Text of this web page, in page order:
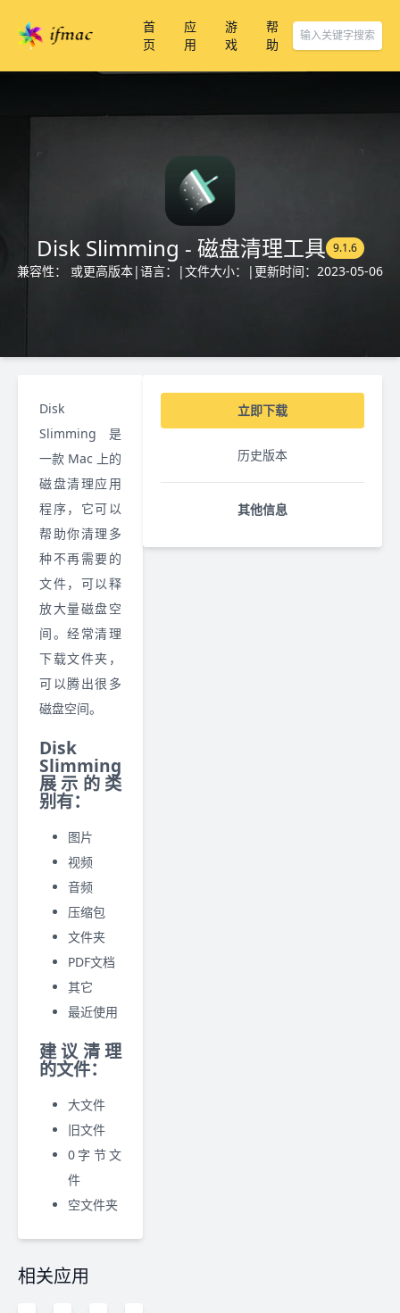
首
页
应
用
游
戏
帮
助
Disk Slimming - 磁盘清理工具 9.1.6
兼容性： 或更高版本|语言： |文件大小： | 更新时间：2023-05-06
Disk
Slimming 是
一款 Mac 上的
磁盘清理应用
程序，它可以
帮助你清理多
种不再需要的
文件，可以释
放大量磁盘空
间。经常清理
下载文件夹，
可以腾出很多
磁盘空间。
Disk
Slimming
展示的类
别有：
图片
视频
音频
压缩包
文件夹
PDF文档
其它
最近使用
建议清理
的文件：
大文件
旧文件
0字节文
件
空文件夹
相关应用
立即下载
历史版本
其他信息